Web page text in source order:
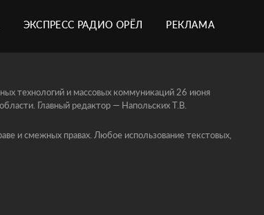
ЭКСПРЕСС РАДИО ОРЁЛ РЕКЛАМА
технологий и массовых коммуникаций 26 июня
Главный редактор — Напольских Т.В.
и смежных правах. Любое использование текстовых,